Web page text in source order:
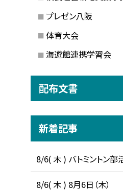
プレゼン八阪
体育大会
海遊館連携学習会
配布文書
新着記事
8/6( 木 ) バトミントン部
8/6( 木 ) 8月6日（木）